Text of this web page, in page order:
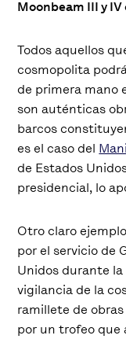
Moonbeam III y IV
Todos aquellos
cosmopolita
de primera mano
son auténticas
barcos
es el caso del
de Estados
presidencial, lo
Otro claro
por el servicio de
Unidos durante
vigilancia de la
ramillete de
por un trofeo que